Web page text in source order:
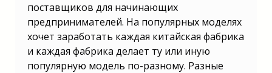
поставщиков для начинающих
предпринимателей. На популярных моделях
хочет заработать каждая китайская фабрика
и каждая фабрика делает ту или иную
популярную модель по-разному. Разные